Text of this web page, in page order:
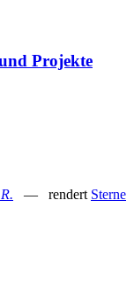
Projekte
— rendert Sterne